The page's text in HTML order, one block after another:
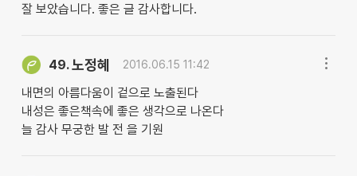
잘 보았습니다. 좋은 글 감사합니다.
49.노정혜 2016.06.15 11:42
내면의 아름다움이 겉으로 노출된다
내성은 좋은책속에 좋은 생각으로 나온다
늘 감사 무궁한 발 전 을 기원